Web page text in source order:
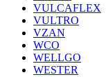
VULCAFLEX
VULTRO
VZAN
WCO
WELLGO
WESTER